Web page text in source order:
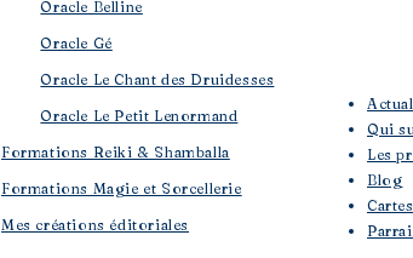
Oracle Belline
Oracle Gé
​Oracle Le Chant des Druidesses​
Oracle Le Petit Lenormand​
Formations Reiki & Shamballa
Formations Magie et Sorcellerie
Mes créations éditoriales
Qui
Les
Blog